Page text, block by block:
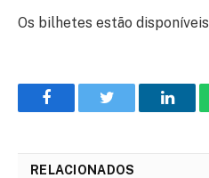
Os bilhetes estão disponíveis
FacebookTwitter
O
RELACIONADOS